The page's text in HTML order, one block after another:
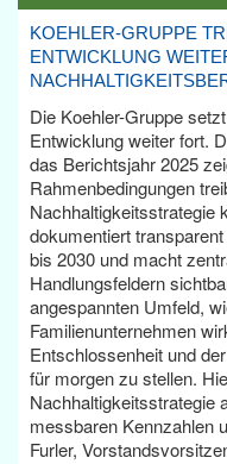
KOEHLER-GRUPPE
ENTWICKLUNG
Die Koehler-Gruppe
Entwicklung weiter fort.
das Berichtsjahr 2025
Rahmenbedingungen
Nachhaltigkeitsstrategie
dokumentiert
bis 2030 und macht
Handlungsfeldern
angespannten Umfeld,
Familienunternehmen
Entschlossenheit und
für morgen zu stellen.
Nachhaltigkeitsstrategie
messbaren Kennzahlen
Furler,